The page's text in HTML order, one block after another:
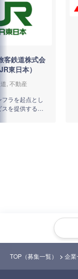
客鉄道株式会
東日本）
, 不動産
ラを起点とし
を提供する企
TOP（募集一覧） 企業